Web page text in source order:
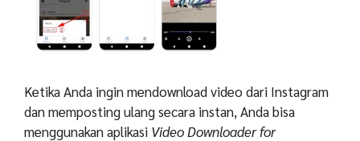
Ketika Anda ingin mendownload video dari Instagram
dan memposting ulang secara instan, Anda bisa
menggunakan aplikasi Video Downloader for